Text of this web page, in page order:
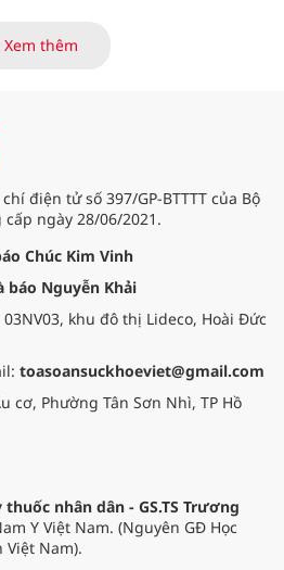
sản xuất sau khi ghi nhận nhiều
Xem thêm
điện tử số 397/GP-BTTTT của Bộ
ngày 28/06/2021.
Chúc Kim Vinh
báo Nguyễn Khải
khu đô thị Lideco, Hoài Đức
toasoansuckhoeviet@gmail.com
cơ, Phường Tân Sơn Nhì, TP Hồ
thuốc nhân dân - GS.TS Trương
Y Việt Nam. (Nguyên GĐ Học
Việt Nam).